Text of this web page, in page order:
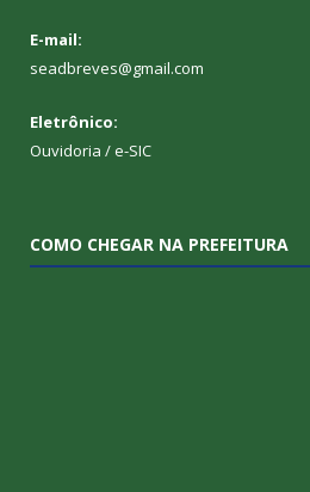
E-mail:
seadbreves@gmail.com
Eletrônico:
Ouvidoria /e-SIC
COMO CHEGAR NA PREFEITURA